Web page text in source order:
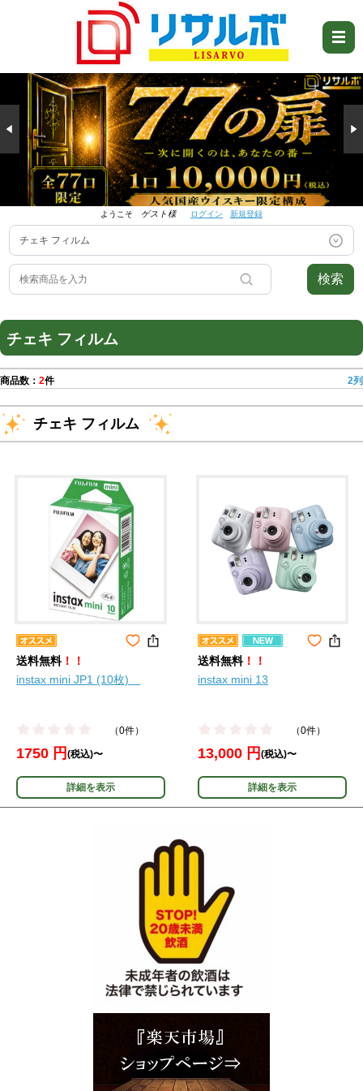
ようこそ ゲスト様 ログイン 新規登録
検索
チェキ フィルム
商品数： 2件 2列
チェキ フィルム
送料無料！！
instax mini JP1 (10枚)
（0件）
1750 円(税込)〜
詳細を表示
送料無料！！
instax mini 13
（0件）
13,000 円(税込)〜
詳細を表示